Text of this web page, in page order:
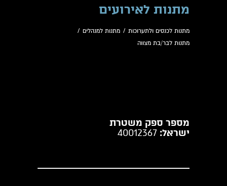
מתנות לאירועים
מתנות לכנסים ולתערוכות / מתנות למנהלים /
מתנות לבר/בת מצווה
מספר ספק משטרת
ישראל: